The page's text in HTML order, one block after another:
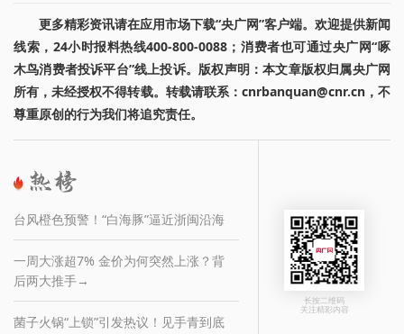
更多精彩资讯请在应用市场下载“央广网”客户端。欢迎提供新闻
线索，24小时报料热线400-800-0088；消费者也可通过央广网“啄
木鸟消费者投诉平台”线上投诉。版权声明：本文章版权归属央广网
所有，未经授权不得转载。转载请联系：cnrbanquan@cnr.cn，不
尊重原创的行为我们将追究责任。
台风橙色预警！“白海豚”逼近浙闽沿海
一周大涨超7% 金价为何突然上涨？背
后两大推手→
菌子火锅“上锁”引发热议！见手青到底
长按二维码
关注精彩内容